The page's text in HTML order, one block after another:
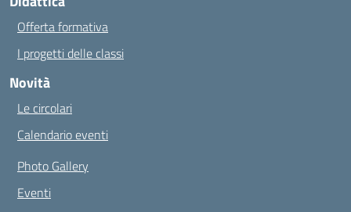
Offerta formativa
I progetti delle classi
Novità
Le circolari
Calendario eventi
Photo Gallery
Eventi